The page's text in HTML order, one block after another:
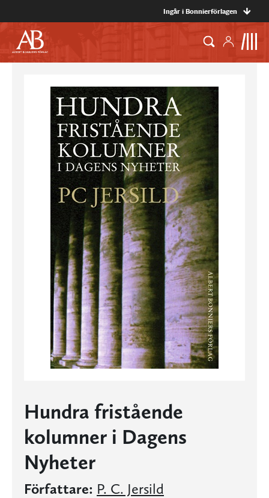
Ingår i Bonnierförlagen
Hundra fristående
kolumner i Dagens
Nyheter
Författare: P. C. Jersild